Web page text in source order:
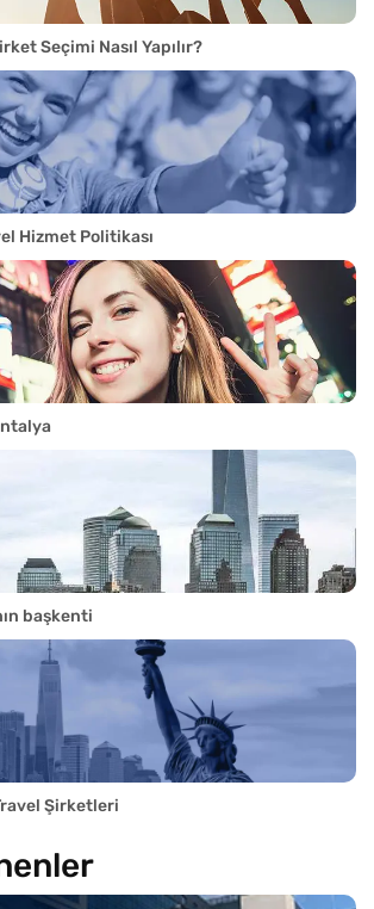
Seçimi Nasıl Yapılır?
Hizmet Politikası
başkenti
Şirketleri